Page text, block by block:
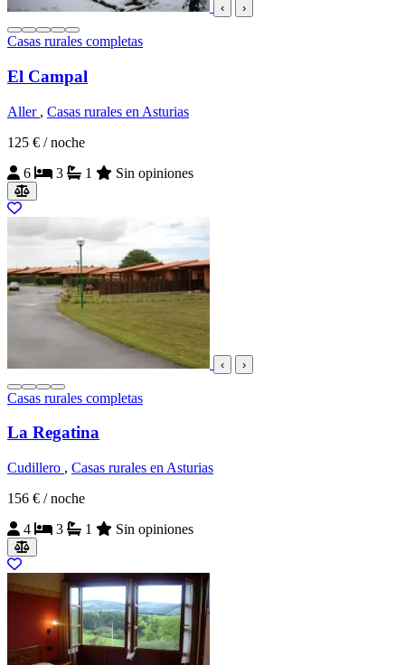
‹ ›
Casas rurales completas
El Campal
Aller , Casas rurales en Asturias
125 € / noche
6
3 1 Sin opiniones
‹ ›
Casas rurales completas
La Regatina
Cudillero , Casas rurales en Asturias
156 € / noche
4
3 1 Sin opiniones